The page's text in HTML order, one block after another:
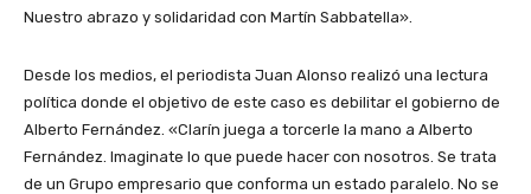
Nuestro abrazo y solidaridad con Martín Sabbatella».
Desde los medios, el periodista Juan Alonso realizó una lectura
política donde el objetivo de este caso es debilitar el gobierno de
Alberto Fernández. «Clarín juega a torcerle la mano a Alberto
Fernández. Imaginate lo que puede hacer con nosotros. Se trata
de un Grupo empresario que conforma un estado paralelo. No se